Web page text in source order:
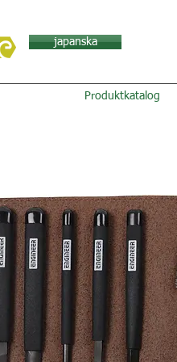
japanska
Produktkatalog